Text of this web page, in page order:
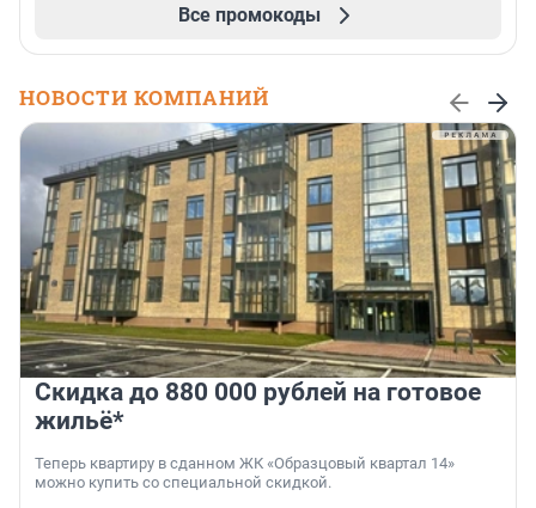
Все промокоды
НОВОСТИ КОМПАНИЙ
Скидка до 880 000 рублей на готовое
жильё*
Теперь квартиру в сданном ЖК «Образцовый квартал 14»
можно купить со специальной скидкой.